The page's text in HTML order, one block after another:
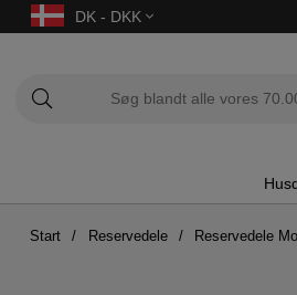
DK - DKK
Start Reservedele Reservedele